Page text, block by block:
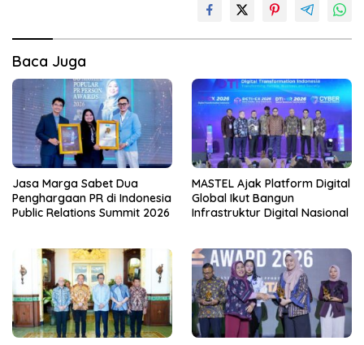
Baca Juga
Jasa Marga Sabet Dua
Penghargaan PR di Indonesia
Public Relations Summit 2026
MASTEL Ajak Platform Digital
Global Ikut Bangun
Infrastruktur Digital Nasional